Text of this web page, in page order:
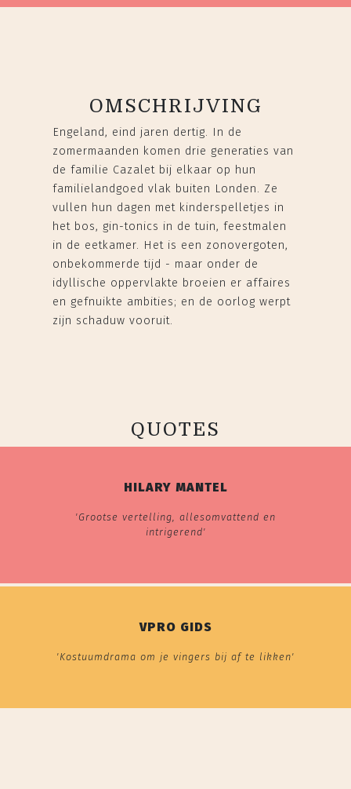
OMSCHRIJVING
Engeland, eind jaren dertig. In de
zomermaanden komen drie generaties van
de familie Cazalet bij elkaar op hun
familielandgoed vlak buiten Londen. Ze
vullen hun dagen met kinderspelletjes in
het bos, gin-tonics in de tuin, feestmalen
in de eetkamer. Het is een zonovergoten,
onbekommerde tijd - maar onder de
idyllische oppervlakte broeien er affaires
en gefnuikte ambities; en de oorlog werpt
zijn schaduw vooruit.
QUOTES
HILARY MANTEL
'Grootse vertelling, allesomvattend en
intrigerend'
VPRO GIDS
'Kostuumdrama om je vingers bij af te likken'